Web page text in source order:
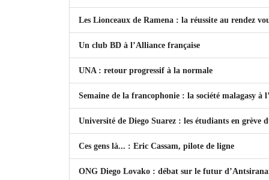
Les Lionceaux de Ramena : la réussite au rendez
Un club BD à l’Alliance française
UNA : retour progressif à la normale
Semaine de la francophonie : la société malagasy à
Université de Diego Suarez : les étudiants en grève
Ces gens là... : Eric Cassam, pilote de ligne
ONG Diego Lovako : débat sur le futur